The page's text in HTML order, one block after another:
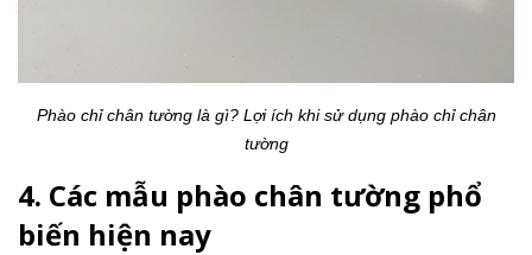
Phào chỉ chân tường là gì? Lợi ích khi sử dụng phào chỉ chân
tường
4. Các mẫu phào chân tường phổ
biến hiện nay